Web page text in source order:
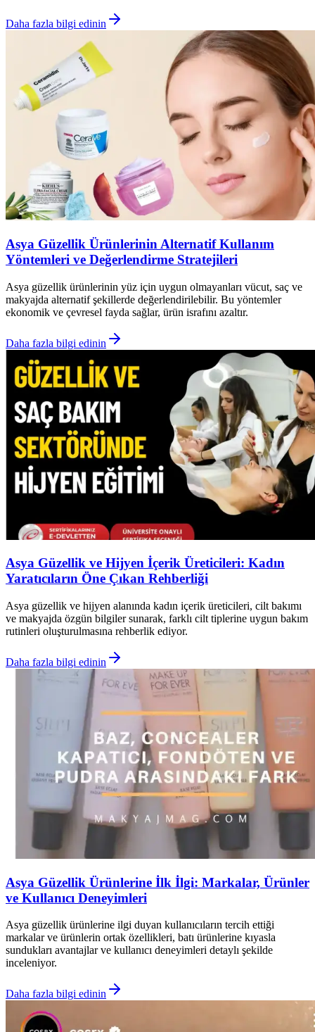
Daha fazla bilgi edinin
Asya Güzellik Ürünlerinin Alternatif Kullanım
Yöntemleri ve Değerlendirme Stratejileri
Asya güzellik ürünlerinin yüz için uygun olmayanları vücut, saç ve
makyajda alternatif şekillerde değerlendirilebilir. Bu yöntemler
ekonomik ve çevresel fayda sağlar, ürün israfını azaltır.
Daha fazla bilgi edinin
Asya Güzellik ve Hijyen İçerik Üreticileri: Kadın
Yaratıcıların Öne Çıkan Rehberliği
Asya güzellik ve hijyen alanında kadın içerik üreticileri, cilt bakımı
ve makyajda özgün bilgiler sunarak, farklı cilt tiplerine uygun bakım
rutinleri oluşturulmasına rehberlik ediyor.
Daha fazla bilgi edinin
Asya Güzellik Ürünlerine İlk İlgi: Markalar, Ürünler
ve Kullanıcı Deneyimleri
Asya güzellik ürünlerine ilgi duyan kullanıcıların tercih ettiği
markalar ve ürünlerin ortak özellikleri, batı ürünlerine kıyasla
sundukları avantajlar ve kullanıcı deneyimleri detaylı şekilde
inceleniyor.
Daha fazla bilgi edinin